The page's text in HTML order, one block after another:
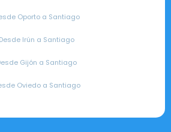
Oporto a Santiago
Desde Irún a Santiago
Gijón a Santiago
Oviedo a Santiago